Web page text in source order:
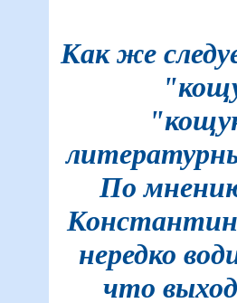
Как же
По
нередко
что